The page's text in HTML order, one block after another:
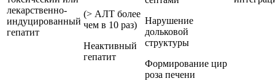
лекарственно-
индуцированный
гепатит
(> АЛТ более
чем в 10 раз)
Неактивный
гепатит
Нарушение
дольковой
структуры
Формирование цир
роза печени